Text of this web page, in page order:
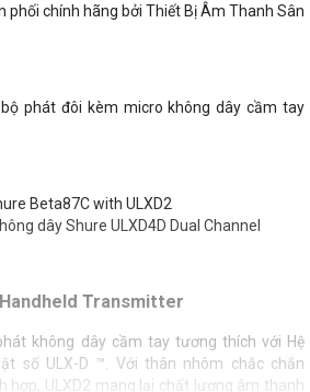
phối chính hãng bởi Thiết Bị Âm Thanh Sân
Beta87C with ULXD2
dây Shure ULXD4D Dual Channel
Transmitter
không dây cầm tay tương thích với Hệ
số ULX-D ™. Với thân nhôm chắc chắn
hợp, ULXD2 mang lại chất lượng âm thanh